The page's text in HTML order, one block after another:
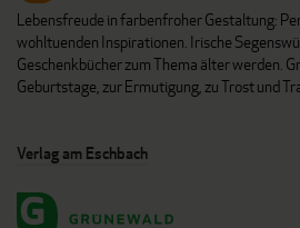
Lebensfreude in farbenfroher Gestaltung:
wohltuenden Inspirationen. Irische
Geschenkbücher zum Thema älter werden.
Geburtstage, zur Ermutigung, zu Trost und
Verlag am Eschbach